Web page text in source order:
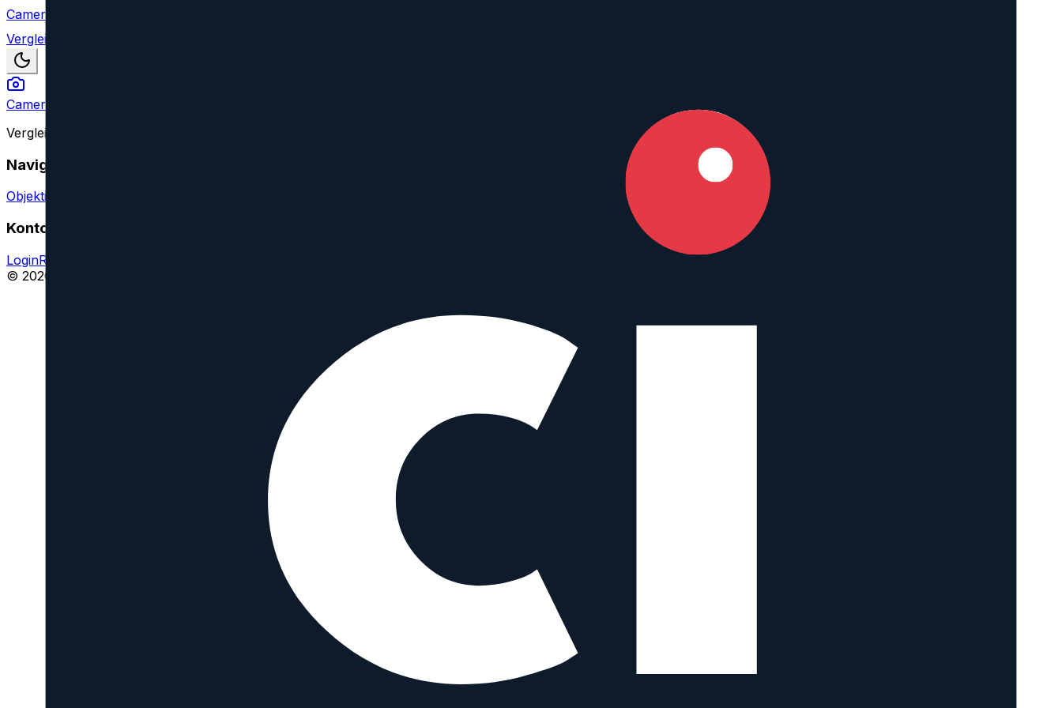
Camera Index
Vergleich
Camera Index
Vergleiche Kameraobjektive aller großen Marken und finden Dein perfektes Match.
Navigation
Objektive vergleichen
Konto
LoginRegistrieren
© 2026 CameraIndex. Alle Rechte vorbehalten.